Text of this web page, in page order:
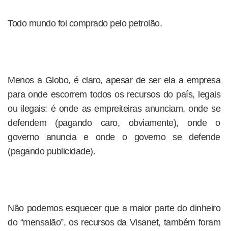
Todo mundo foi comprado pelo petrolão.
Menos a Globo, é claro, apesar de ser ela a empresa
para onde escorrem todos os recursos do país, legais
ou ilegais: é onde as empreiteiras anunciam, onde se
defendem (pagando caro, obviamente), onde o
governo anuncia e onde o governo se defende
(pagando publicidade).
Não podemos esquecer que a maior parte do dinheiro
do “mensalão”, os recursos da Visanet, também foram